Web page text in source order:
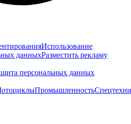
Использование
данныхРазместить рекламу
персональных данных
Промышленность